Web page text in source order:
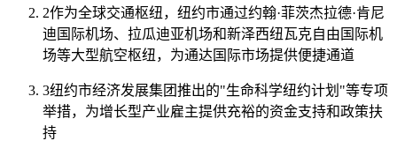
2作为全球交通枢纽，纽约市通过约翰·菲茨杰拉德·肯尼
迪国际机场、拉瓜迪亚机场和新泽西纽瓦克自由国际机
场等大型航空枢纽，为通达国际市场提供便捷通道
3纽约市经济发展集团推出的"生命科学纽约计划"等专项
举措，为增长型产业雇主提供充裕的资金支持和政策扶
持